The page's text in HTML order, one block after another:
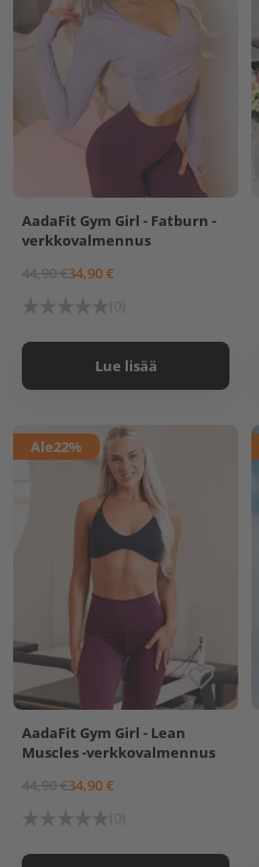
AadaFit Gym Girl - Fatburn -
verkkovalmennus
44,90 €34,90 €
Lue lisää
Ale22%
AadaFit Gym Girl - Lean
Muscles -verkkovalmennus
44,90 €34,90 €